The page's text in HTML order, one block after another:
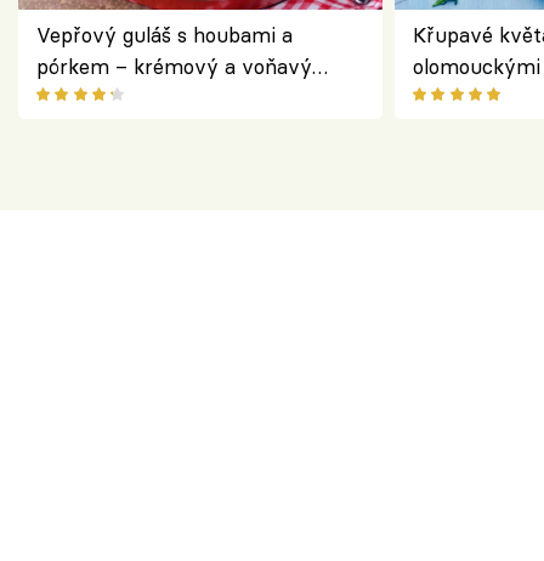
Vepřový guláš s houbami a
pórkem – krémový a voňavý
pokrm z jednoho hrnce
Křupavé
bezlepkový